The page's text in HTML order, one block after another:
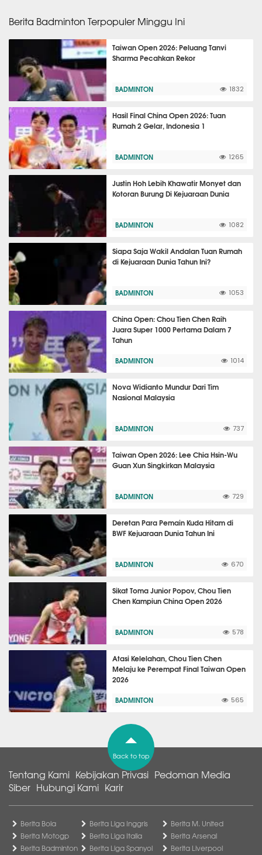
Berita Badminton Terpopuler Minggu Ini
Taiwan Open 2026: Peluang Tanvi
Sharma Pecahkan Rekor
BADMINTON 1832
Hasil Final China Open 2026: Tuan
Rumah 2 Gelar, Indonesia 1
BADMINTON 1265
Justin Hoh Lebih Khawatir Monyet dan
Kotoran Burung Di Kejuaraan Dunia
BADMINTON 1082
Siapa Saja Wakil Andalan Tuan Rumah
di Kejuaraan Dunia Tahun Ini?
BADMINTON 1053
China Open: Chou Tien Chen Raih
Juara Super 1000 Pertama Dalam 7
Tahun
BADMINTON 1014
Nova Widianto Mundur Dari Tim
Nasional Malaysia
BADMINTON 737
Taiwan Open 2026: Lee Chia Hsin-Wu
Guan Xun Singkirkan Malaysia
BADMINTON 729
Deretan Para Pemain Kuda Hitam di
BWF Kejuaraan Dunia Tahun Ini
BADMINTON 670
Sikat Toma Junior Popov, Chou Tien
Chen Kampiun China Open 2026
BADMINTON 578
Atasi Kelelahan, Chou Tien Chen
Melaju ke Perempat Final Taiwan Open
2026
BADMINTON 565
Back to top
Tentang Kami Kebijakan Privasi Pedoman Media
Siber Hubungi Kami Karir
Berita Bola
Berita Motogp
Berita Badminton
Berita Liga Inggris
Berita Liga Italia
Berita Liga Spanyol
Berita M. United
Berita Arsenal
Berita Liverpool